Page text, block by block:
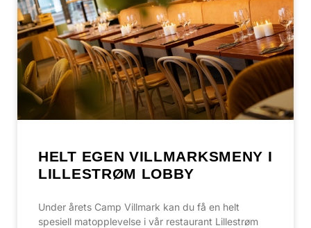
HELT EGEN VILLMARKSMENY I
LILLESTRØM LOBBY
Under årets Camp Villmark kan du få en helt
spesiell matopplevelse i vår restaurant Lillestrøm